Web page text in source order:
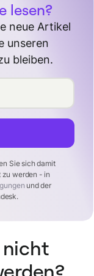
lesen?
neue Artikel
unseren
bleiben.
Sie sich damit
werden - in
und der
nicht